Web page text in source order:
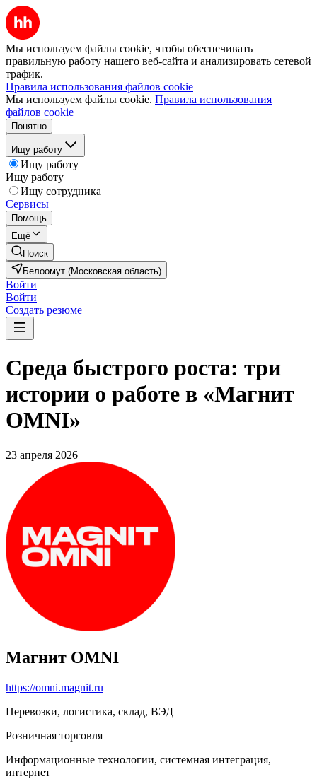
Мы используем файлы cookie, чтобы обеспечивать
правильную работу нашего веб-сайта и анализировать сетевой
трафик.
Правила использования файлов cookie
Мы используем файлы cookie. Правила использования
файлов cookie
Понятно
Ищу работу
Ищу работу
Ищу работу
Ищу сотрудника
Сервисы
Помощь
Ещё
Поиск
Белоомут (Московская область)
Войти
Войти
Создать резюме
Среда быстрого роста: три
истории о работе в «Магнит
OMNI»
23 апреля 2026
Магнит OMNI
https://omni.magnit.ru
Перевозки, логистика, склад, ВЭД
Розничная торговля
Информационные технологии, системная интеграция,
интернет